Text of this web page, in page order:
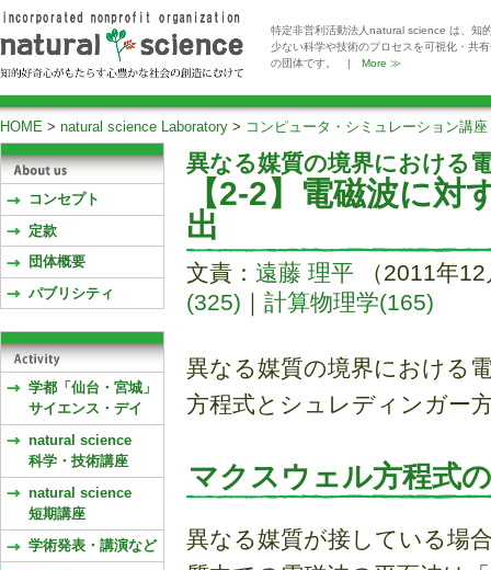
特定非営利活動法人natural science は、知
少ない科学や技術のプロセスを可視化・共
の団体です。 | More ≫
HOME > natural science Laboratory > コンピュータ・シミュレーション講座
異なる媒質の境界における
【2-2】電磁波に対
出
文責： 遠藤 理平 （2011年
(325) ｜ 計算物理学(165)
異なる媒質の境界における
方程式とシュレディンガー
マクスウェル方程式
異なる媒質が接している場
コンセプト
定款
団体概要
パブリシティ
学都「仙台・宮城」
サイエンス・デイ
natural science
科学・技術講座
natural science
短期講座
学術発表・講演など